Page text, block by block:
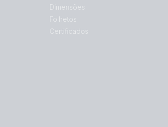
Dimensões
Folhetos
Certificados